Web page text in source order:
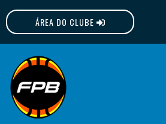
ÁREA DO CLUBE
FPB